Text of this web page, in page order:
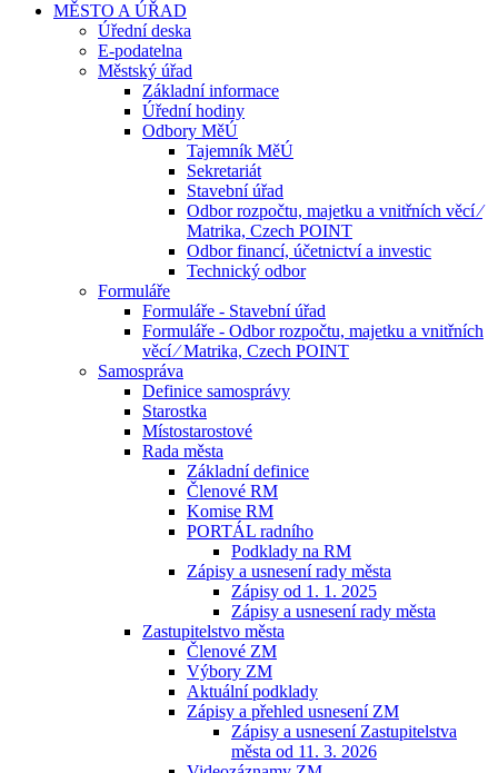
MĚSTO A ÚŘAD
Úřední deska
E-podatelna
Městský úřad
Základní informace
Úřední hodiny
Odbory MěÚ
Tajemník MěÚ
Sekretariát
Stavební úřad
Odbor rozpočtu, majetku a vnitřních věcí ⁄
Matrika, Czech POINT
Odbor financí, účetnictví a investic
Technický odbor
Formuláře
Formuláře - Stavební úřad
Formuláře - Odbor rozpočtu, majetku a vnitřních
věcí ⁄ Matrika, Czech POINT
Samospráva
Definice samosprávy
Starostka
Místostarostové
Rada města
Základní definice
Členové RM
Komise RM
PORTÁL radního
Podklady na RM
Zápisy a usnesení rady města
Zápisy od 1. 1. 2025
Zápisy a usnesení rady města
Zastupitelstvo města
Členové ZM
Výbory ZM
Aktuální podklady
Zápisy a přehled usnesení ZM
Zápisy a usnesení Zastupitelstva
města od 11. 3. 2026